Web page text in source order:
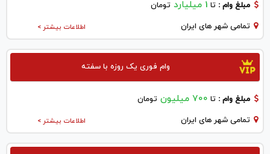
مبلغ وام : تا 1 میلیارد تومان
اطلاعات بیشتر > تمامی شهر های ایران
وام فوری یک روزه با سفته
مبلغ وام : تا 700 میلیون تومان
اطلاعات بیشتر > تمامی شهر های ایران